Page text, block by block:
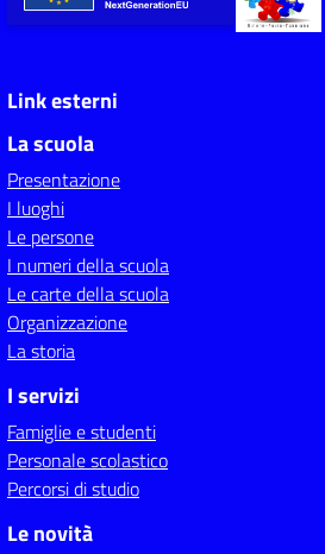
Link esterni
La scuola
Presentazione
I luoghi
Le persone
I numeri della scuola
Le carte della scuola
Organizzazione
La storia
I servizi
Famiglie e studenti
Personale scolastico
Percorsi di studio
Le novità